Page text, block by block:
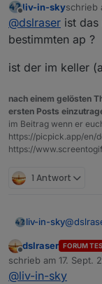
Hier
und hier
Offline
liv-in-skyschrieb
zuletzt
@dslraser ist das
bestimmten ap ?
ist der im keller
nach einem gelösten
ersten Posts
im Beitrag wenn er
https://picpick.app/en/
https://
1 Antwort
liv-in-sky@
jetzt bei
nimm
ist
Offline
dslraser FORUM
schrieb am 17. Sept.
zuletzt editiert von
@liv-in-sky